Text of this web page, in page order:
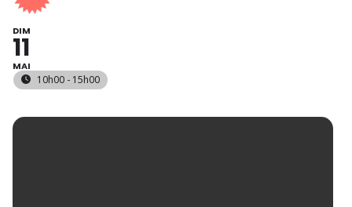
DIM
11
MAI
10h00 - 15h00